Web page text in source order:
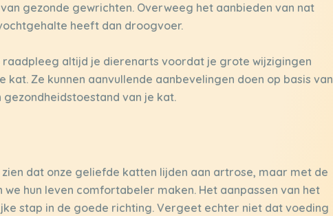
gezonde gewrichten. Overweeg het aanbieden van nat
heeft dan droogvoer.
raadpleeg altijd je dierenarts voordat je grote wijzigingen
kat. Ze kunnen aanvullende aanbevelingen doen op basis van
van je kat.
dat onze geliefde katten lijden aan artrose, maar met de
we hun leven comfortabeler maken. Het aanpassen van het
stap in de goede richting. Vergeet echter niet dat voeding